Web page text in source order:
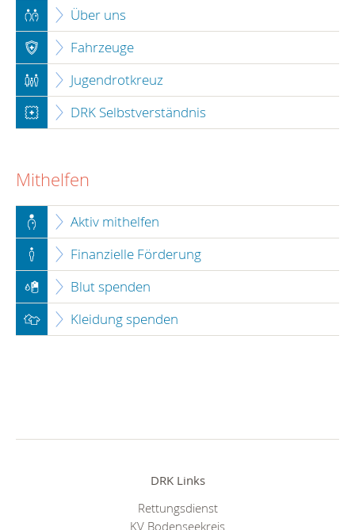
Über uns
Fahrzeuge
Jugendrotkreuz
DRK Selbstverständnis
Mithelfen
Aktiv mithelfen
Finanzielle Förderung
Blut spenden
Kleidung spenden
DRK Links
Rettungsdienst
KV Bodenseekreis